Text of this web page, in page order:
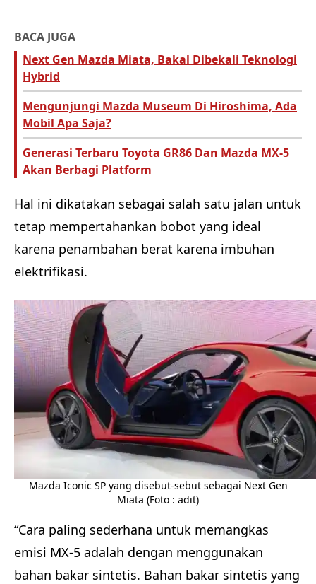
BACA JUGA
Next Gen Mazda Miata, Bakal Dibekali Teknologi
Hybrid
Mengunjungi Mazda Museum Di Hiroshima, Ada
Mobil Apa Saja?
Generasi Terbaru Toyota GR86 Dan Mazda MX-5
Akan Berbagi Platform
Hal ini dikatakan sebagai salah satu jalan untuk
tetap mempertahankan bobot yang ideal
karena penambahan berat karena imbuhan
elektrifikasi.
Mazda Iconic SP yang disebut-sebut sebagai Next Gen
Miata (Foto : adit)
“Cara paling sederhana untuk memangkas
emisi MX-5 adalah dengan menggunakan
bahan bakar sintetis. Bahan bakar sintetis yang